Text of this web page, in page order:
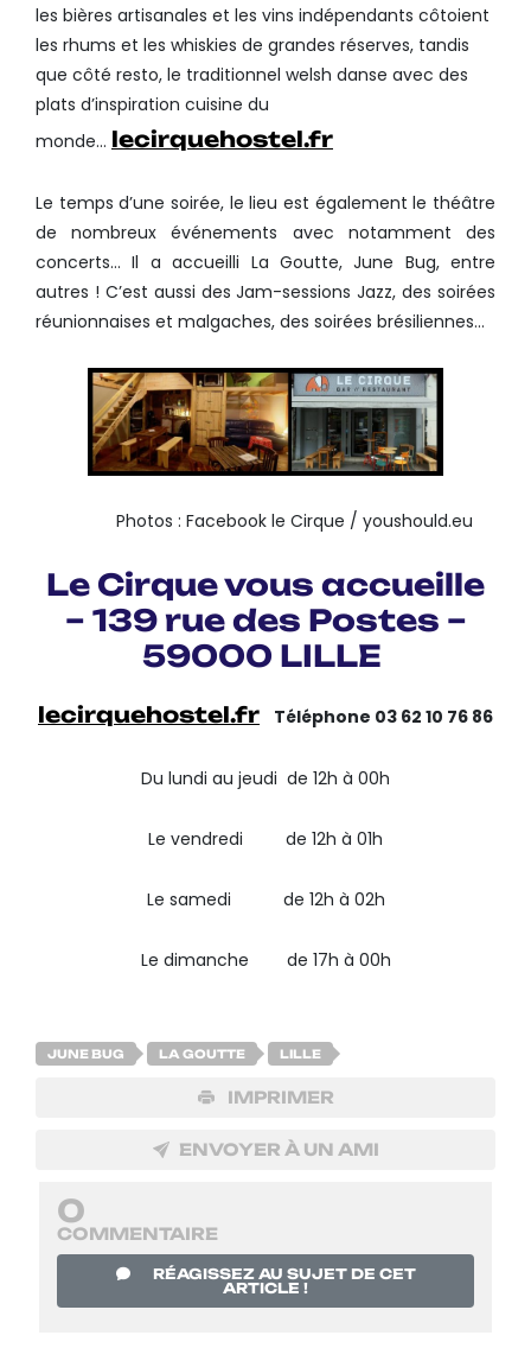
les bières artisanales et les vins indépendants côtoient
les rhums et les whiskies de grandes réserves, tandis
que côté resto, le traditionnel welsh danse avec des
plats d’inspiration cuisine du
monde… lecirquehostel.fr
Le temps d’une soirée, le lieu est également le théâtre
de nombreux événements avec notamment des
concerts… Il a accueilli La Goutte, June Bug, entre
autres ! C’est aussi des Jam-sessions Jazz, des soirées
réunionnaises et malgaches, des soirées brésiliennes…
Photos : Facebook le Cirque / youshould.eu
Le Cirque vous accueille
– 139 rue des Postes –
59000 LILLE
lecirquehostel.fr Téléphone 03 62 10 76 86
Du lundi au jeudi de 12h à 00h
Le vendredi de 12h à 01h
Le samedi de 12h à 02h
Le dimanche de 17h à 00h
JUNE BUG LA GOUTTE LILLE
IMPRIMER
ENVOYER À UN AMI
0
COMMENTAIRE
RÉAGISSEZ AU SUJET DE CET
ARTICLE !